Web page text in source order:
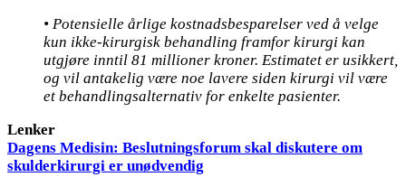
• Potensielle årlige kostnadsbesparelser ved å velge
kun ikke-kirurgisk behandling framfor kirurgi kan
utgjøre inntil 81 millioner kroner. Estimatet er usikkert,
og vil antakelig være noe lavere siden kirurgi vil være
et behandlingsalternativ for enkelte pasienter.
Lenker
Dagens Medisin: Beslutningsforum skal diskutere om
skulderkirurgi er unødvendig